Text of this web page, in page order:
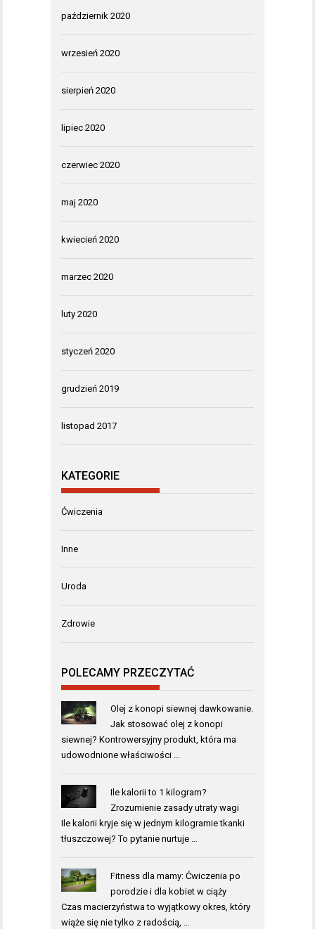
październik 2020
wrzesień 2020
sierpień 2020
lipiec 2020
czerwiec 2020
maj 2020
kwiecień 2020
marzec 2020
luty 2020
styczeń 2020
grudzień 2019
listopad 2017
KATEGORIE
Ćwiczenia
Inne
Uroda
Zdrowie
POLECAMY PRZECZYTAĆ
Olej z konopi siewnej dawkowanie.
Jak stosować olej z konopi
siewnej? Kontrowersyjny produkt, która ma
udowodnione właściwości …
Ile kalorii to 1 kilogram?
Zrozumienie zasady utraty wagi
Ile kalorii kryje się w jednym kilogramie tkanki
tłuszczowej? To pytanie nurtuje …
Fitness dla mamy: Ćwiczenia po
porodzie i dla kobiet w ciąży
Czas macierzyństwa to wyjątkowy okres, który
wiąże się nie tylko z radością, …